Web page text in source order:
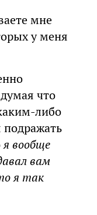
мне
у меня
что
либо
подражать
я вообще
вам
я так